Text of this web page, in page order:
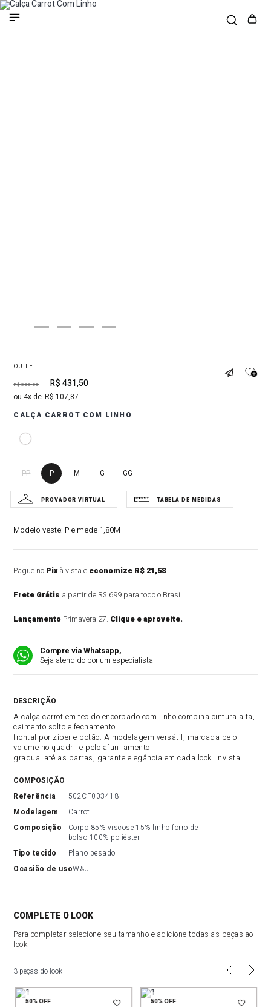
OUTLET
R$ 863,00 R$ 431,50
4 R$ 107,87
CALÇA CARROT COM LINHO
PP P M G GG
Modelo veste: P e mede 1,80M
Pague no Pixà vista e economize R$ 21,58
Frete Grátis a partir de R$ 699 para todo o Brasil
Lançamento Primavera 27. Clique e aproveite.
Compre via Whatsapp,
Seja atendido por um especialista
A calça carrot em tecido encorpado com linho combina cintura alta,
caimento solto e fechamento
frontal por zíper e botão. A modelagem versátil, marcada pelo
volume no quadril e pelo afunilamento
gradual até as barras, garante elegância em cada look. Invista!
COMPOSIÇÃO
referência
502CF003418
modelagem
Carrot
composição
Corpo 85% viscose 15% linho forro de
bolso 100% poliéster
tipo tecido
Plano pesado
ocasião de usoW&U
COMPLETE O LOOK
Para completar selecione seu tamanho e adicione todas as peças ao
look
3 peças do look
50%OFF 50%OFF